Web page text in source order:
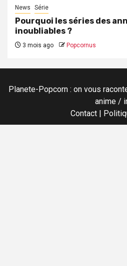
News Série
Pourquoi les séries des
inoubliables ?
3 mois ago Popcornus
Planete-Popcorn : on vous
anime /
Contact|